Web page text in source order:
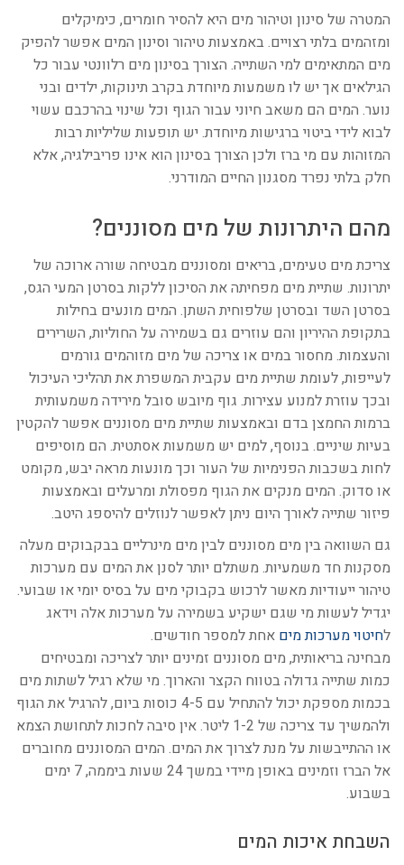
המטרה של סינון וטיהור מים היא להסיר חומרים, כימיקלים
ומזהמים בלתי רצויים. באמצעות טיהור וסינון המים אפשר להפיק
מים המתאימים למי השתייה. הצורך בסינון מים רלוונטי עבור כל
הגילאים אך יש לו משמעות מיוחדת בקרב תינוקות, ילדים ובני
נוער. המים הם משאב חיוני עבור הגוף וכל שינוי בהרכבם עשוי
לבוא לידי ביטוי ברגישות מיוחדת. יש תופעות שליליות רבות
המזוהות עם מי ברז ולכן הצורך בסינון הוא אינו פריבילגיה, אלא
חלק בלתי נפרד מסגנון החיים המודרני.
מהם היתרונות של מים מסוננים?
צריכת מים טעימים, בריאים ומסוננים מבטיחה שורה ארוכה של
יתרונות. שתיית מים מפחיתה את הסיכון ללקות בסרטן המעי הגס,
בסרטן השד ובסרטן שלפוחית השתן. המים מונעים בחילות
בתקופת ההיריון והם עוזרים גם בשמירה על החוליות, השרירים
והעצמות. מחסור במים או צריכה של מים מזוהמים גורמים
לעייפות, לעומת שתיית מים עקבית המשפרת את תהליכי העיכול
ובכך עוזרת למנוע עצירות. גוף מיובש סובל מירידה משמעותית
ברמות החמצן בדם ובאמצעות שתיית מים מסוננים אפשר להקטין
בעיות שיניים. בנוסף, למים יש משמעות אסתטית. הם מוסיפים
לחות בשכבות הפנימיות של העור וכך מונעות מראה יבש, מקומט
או סדוק. המים מנקים את הגוף מפסולת ומרעלים ובאמצעות
פיזור שתייה לאורך היום ניתן לאפשר לנוזלים להיספג היטב.
גם השוואה בין מים מסוננים לבין מים מינרליים בבקבוקים מעלה
מסקנות חד משמעיות. משתלם יותר לסנן את המים עם מערכות
טיהור ייעודיות מאשר לרכוש בקבוקי מים על בסיס יומי או שבועי.
יגדיל לעשות מי שגם ישקיע בשמירה על מערכות אלה וידאג
לחיטוי מערכות מים אחת למספר חודשים.
מבחינה בריאותית, מים מסוננים זמינים יותר לצריכה ומבטיחים
כמות שתייה גדולה בטווח הקצר והארוך. מי שלא רגיל לשתות מים
בכמות מספקת יכול להתחיל עם 4-5 כוסות ביום, להרגיל את הגוף
ולהמשיך עד צריכה של 1-2 ליטר. אין סיבה לחכות לתחושת הצמא
או ההתייבשות על מנת לצרוך את המים. המים המסוננים מחוברים
אל הברז וזמינים באופן מיידי במשך 24 שעות ביממה, 7 ימים
בשבוע.
השבחת איכות המים